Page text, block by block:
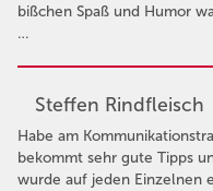
bißchen Spaß und Humor
…
Steffen Rindfleisch
Habe am
bekommt sehr gute Tipps
wurde auf jeden Einzelnen